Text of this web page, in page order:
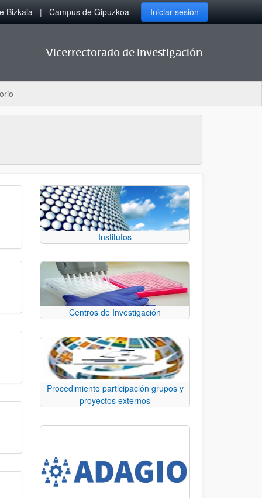
Bizkaia Campus de Gipuzkoa Iniciar sesión
Vicerrectorado de Investigación
Institutos
Centros de Investigación
Procedimiento participación grupos y
proyectos externos